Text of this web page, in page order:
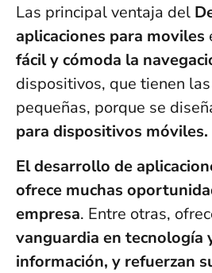
Las principal ventaja del
aplicaciones para moviles
fácil y cómoda la
dispositivos, que tienen
pequeñas, porque se
para dispositivos móviles.
El desarrollo de
ofrece muchas
empresa. Entre otras,
vanguardia en tecnología
información, y refuerzan